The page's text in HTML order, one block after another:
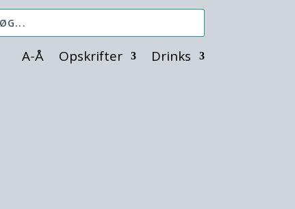
A-Å Opskrifter Drinks